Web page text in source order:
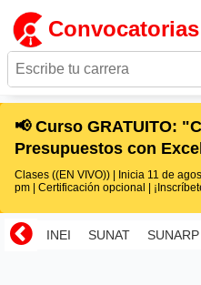
Convocatorias
📢 Curso GRATUITO:
Presupuestos con
Clases ((EN VIVO)) | Inicia 11 de
pm | Certificación opcional |
INEI SUNAT SUNARP